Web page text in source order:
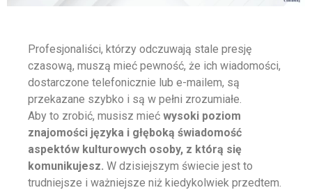
Profesjonaliści, którzy odczuwają stale presję
czasową, muszą mieć pewność, że ich wiadomości,
dostarczone telefonicznie lub e-mailem, są
przekazane szybko i są w pełni zrozumiałe.
Aby to zrobić, musisz mieć wysoki poziom
znajomości języka i głęboką świadomość
aspektów kulturowych osoby, z którą się
komunikujesz. W dzisiejszym świecie jest to
trudniejsze i ważniejsze niż kiedykolwiek przedtem.